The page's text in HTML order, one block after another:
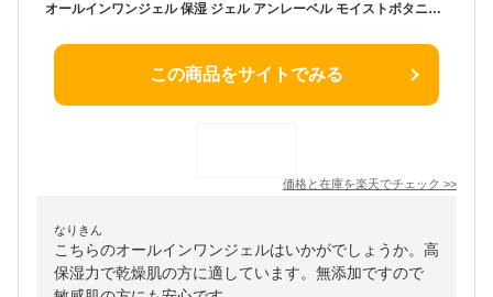
オールインワンジェル 保湿 ジェル アンレーベル モイストボタニカル 高保湿オールインワンジェル 無添加 敏感肌 弱酸性 保湿 オールインワン 500ml unlabel 日本製 スキンケア 基礎 化粧品
この商品をサイトでみる
価格と在庫を楽天でチェック >>
なりきん
こちらのオールインワンジェルはいかがでしょうか。高
保湿力で乾燥肌の方に適しています。無添加ですので